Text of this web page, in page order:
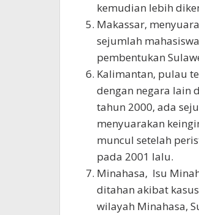
kemudian lebih
Makassar,
sejumlah
pembentukan
Kalimantan, pulau
dengan negara lain
tahun 2000, ada
menyuarakan
muncul setelah
pada 2001 lalu.
Minahasa, Isu
ditahan akibat
wilayah Minahasa,